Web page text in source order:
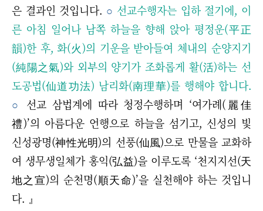
은 결과인 것입니다. ○ 선교수행자는 입하 절기에, 이
른 아침 일어나 남쪽 하늘을 향해 앉아 평정운(平正
韻)한 후, 화(火)의 기운을 받아들여 체내의 순양지기
(純陽之氣)와 외부의 양기가 조화롭게 활(活)하는 선
도공법(仙道功法) 남리화(南理華)를 행해야 합니다.
○
선교 삼법계에 따라 청정수행하며 ‘여가례(麗佳
禮)’의 아름다운 언행으로 하늘을 섬기고, 신성의 빛
신성광명(神性光明)의 선풍(仙風)으로 만물을 교화하
여 생무생일체가 홍익(弘益)을 이루도록 ‘천지지선(天
地之宣)의 순천명(順天命)’을 실천해야 하는 것입니
다. 』